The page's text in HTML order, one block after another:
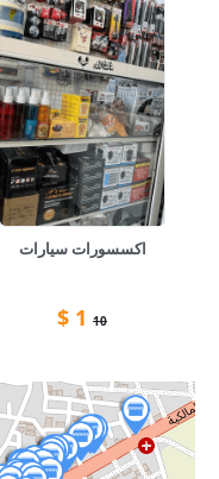
اكسسورات سيارات
10
1
$